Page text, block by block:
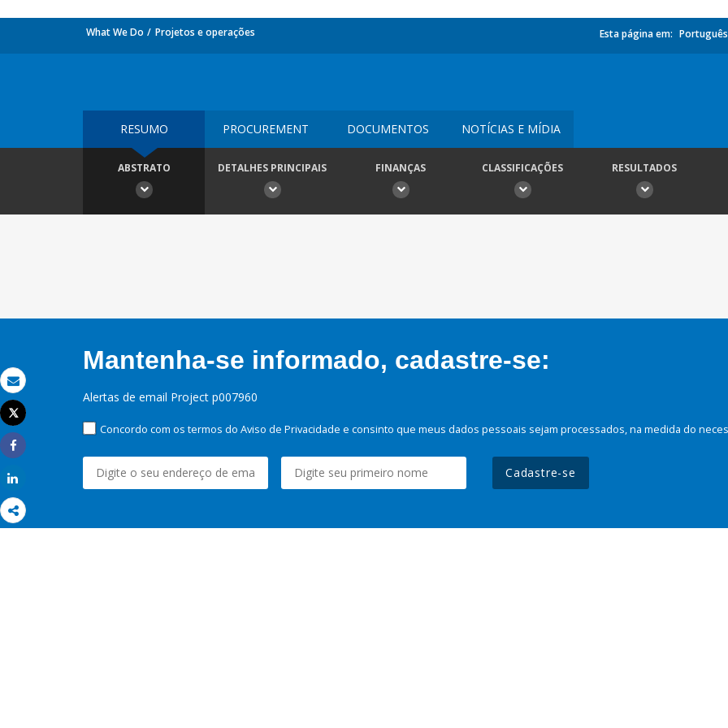
Email
Imprimir
Tweet
Share
What We Do Projetos e operações Esta página em: Português
RESUMO PROCUREMENT DOCUMENTOS NOTÍCIAS E MÍDIA
ABSTRATO DETALHES PRINCIPAIS FINANÇAS CLASSIFICAÇÕES RESULTADOS
Mantenha-se informado, cadastre-se:
Alertas de email Project p007960
Concordo com os termos do Aviso de Privacidade e consinto que meus dados pessoais sejam processados, na medida do
Cadastre-se